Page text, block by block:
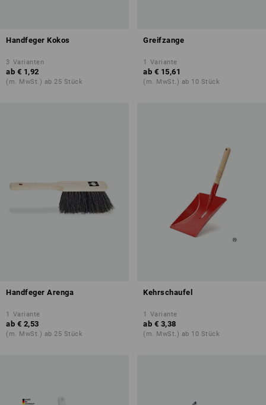
Handfeger Kokos
3 Varianten
ab € 1,92
(m. MwSt.) ab 25 Stück
Greifzange
1 Variante
ab € 15,61
(m. MwSt.) ab 10 Stück
Handfeger Arenga
1 Variante
ab € 2,53
(m. MwSt.) ab 25 Stück
Kehrschaufel
1 Variante
ab € 3,38
(m. MwSt.) ab 10 Stück